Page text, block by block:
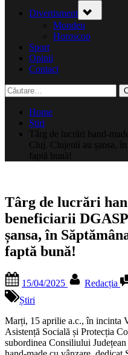
Divertisment sub-
menu
Monden
Horoscop
Sport
Opinii
Contact
Caută
după:
Home
Știri
Târg de lucrări hand-
Cluj. Clujenii au șansa,
faptă bună!
Târg de lucrări
beneficiarii
șansa, în
faptă bună!
on
15/04/2025 Redacția
Știri
Marți, 15 aprilie a.c., în incinta
Asistență Socială și Protecția
subordinea Consiliului